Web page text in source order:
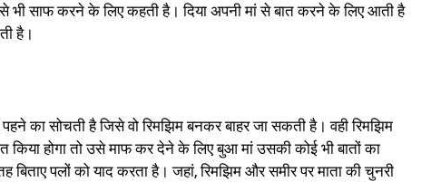
साफ करने के लिए कहती है। दिया अपनी मां से बात करने के लिए आती है
है।
का सोचती है जिसे वो रिमझिम बनकर बाहर जा सकती है। वही रिमझिम
होगा तो उसे माफ कर देने के लिए बुआ मां उसकी कोई भी बातों का
पलों को याद करता है। जहां, रिमझिम और समीर पर माता की चुनरी